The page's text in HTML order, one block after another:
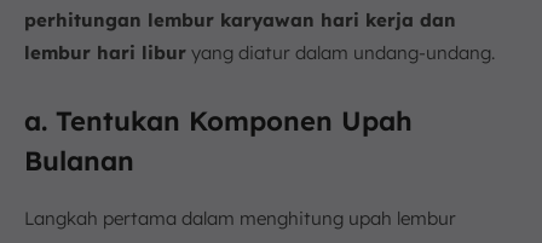
perhitungan lembur karyawan hari kerja dan
lembur hari libur yang diatur dalam undang-undang.
a. Tentukan Komponen Upah
Bulanan
Langkah pertama dalam menghitung upah lembur